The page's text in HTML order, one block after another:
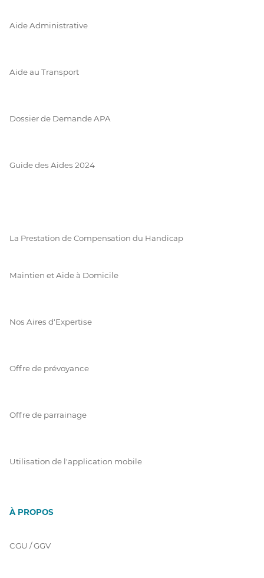
Aide Administrative
Aide au Transport
Dossier de Demande APA
Guide des Aides 2024
La Prestation de Compensation du Handicap
Maintien et Aide à Domicile
Nos Aires d'Expertise
Offre de prévoyance
Offre de parrainage
Utilisation de l'application mobile
À PROPOS
CGU / GGV